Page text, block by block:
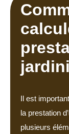
Il est
la prestation
plusieurs